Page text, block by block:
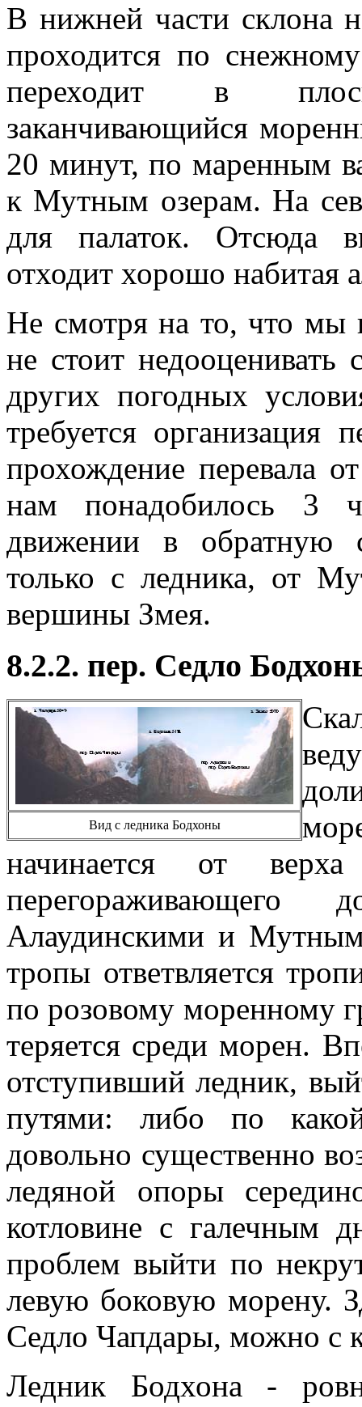
В нижней части склона
проходится по
переходит в
заканчивающийся
20 минут, по маренным
к Мутным озерам. На
для палаток. Отсюда
отходит хорошо набитая
Не смотря на то, что мы
не стоит недооценивать
других погодных
требуется организация
прохождение перевала
нам понадобилось 3
движении в обратную
только с ледника, от
вершины Змея.
8.2.2. пер. Седло
Вид с ледника Бодхоны
начинается от
перегораживающего
Алаудинскими и
тропы ответвляется
по розовому моренному
теряется среди морен.
отступивший ледник,
путями: либо по
довольно существенно
ледяной опоры
котловине с галечным
проблем выйти по
левую боковую морену.
Седло Чапдары, можно с
Ледник Бодхона -